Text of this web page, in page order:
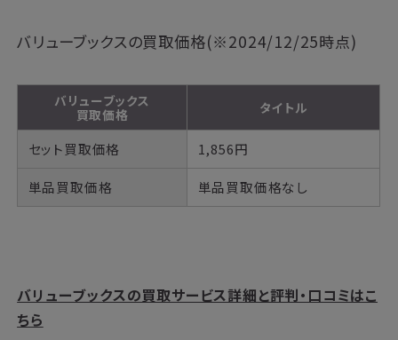
バリューブックスの買取価格(※2024/12/25時点)
バリューブックス
買取価格
タイトル
セット買取価格 1,856円
単品買取価格 単品買取価格なし
バリューブックスの買取サービス詳細と評判・口コミはこ
ちら